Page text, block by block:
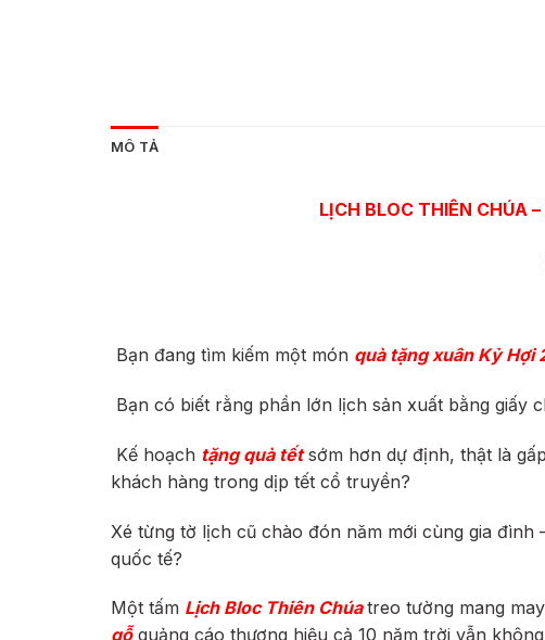
MÔ TẢ
LỊCH BLOC THIÊN CHÚA –
Bạn đang tìm kiếm một món quà tặng xuân Kỷ Hợi
Bạn có biết rằng phần lớn lịch sản xuất bằng giấy
Kế hoạch tặng quà tếtsớm hơn dự định, thật là
khách hàng trong dịp tết cổ truyền?
Xé từng tờ lịch cũ chào đón năm mới cùng gia
quốc tế?
Một tấm Lịch Bloc Thiên Chúa treo tường mang
gỗquảng cáo thương hiệu cả 10 năm trời vẫn